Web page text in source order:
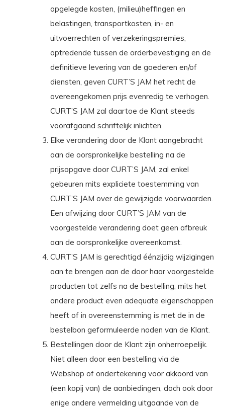
opgelegde kosten, (milieu)heffingen en
belastingen, transportkosten, in- en
uitvoerrechten of verzekeringspremies,
optredende tussen de orderbevestiging en de
definitieve levering van de goederen en/of
diensten, geven CURT’S JAM het recht de
overeengekomen prijs evenredig te verhogen.
CURT’S JAM zal daartoe de Klant steeds
voorafgaand schriftelijk inlichten.
Elke verandering door de Klant aangebracht
aan de oorspronkelijke bestelling na de
prijsopgave door CURT’S JAM, zal enkel
gebeuren mits expliciete toestemming van
CURT’S JAM over de gewijzigde voorwaarden.
Een afwijzing door CURT’S JAM van de
voorgestelde verandering doet geen afbreuk
aan de oorspronkelijke overeenkomst.
CURT’S JAM is gerechtigd éénzijdig wijzigingen
aan te brengen aan de door haar voorgestelde
producten tot zelfs na de bestelling, mits het
andere product even adequate eigenschappen
heeft of in overeenstemming is met de in de
bestelbon geformuleerde noden van de Klant.
Bestellingen door de Klant zijn onherroepelijk.
Niet alleen door een bestelling via de
Webshop of ondertekening voor akkoord van
(een kopij van) de aanbiedingen, doch ook door
enige andere vermelding uitgaande van de